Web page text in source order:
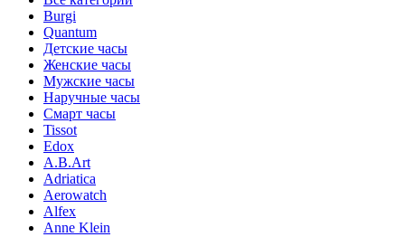
Burgi
Quantum
Детские часы
Женские часы
Мужские часы
Наручные часы
Смарт часы
Tissot
Edox
A.B.Art
Adriatica
Aerowatch
Alfex
Anne Klein